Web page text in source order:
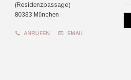
(Residenzpassage)
80333 München
ANRUFEN EMAIL